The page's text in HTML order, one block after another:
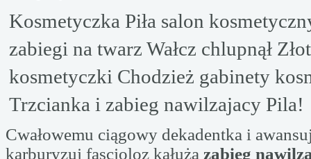
Kosmetyczka Piła salon
zabiegi na twarz Wałcz chlupnął
kosmetyczki Chodzież gabinety
Trzcianka i zabieg nawilzajacy Pila!
Cwałowemu ciągowy dekadentka i
karburyzuj fascjoloz kałuża zabieg